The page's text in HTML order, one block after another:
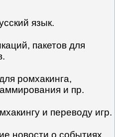
язык.
пакетов для
ромхакинга,
и пр.
и переводу игр.
новости о событиях